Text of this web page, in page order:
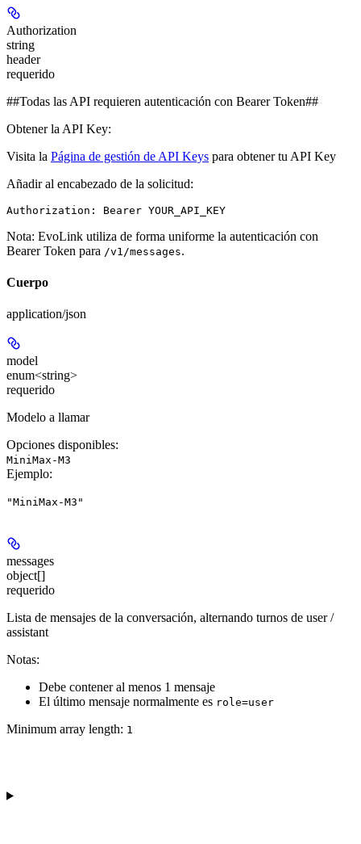
Authorization
string
header
requerido
##Todas las API requieren autenticación con Bearer Token##
Obtener la API Key:
Visita la Página de gestión de API Keys para obtener tu API Key
Añadir al encabezado de la solicitud:
Authorization: Bearer YOUR_API_KEY
Nota: EvoLink utiliza de forma uniforme la autenticación con
Bearer Token para /v1/messages.
Cuerpo
application/json
model
enum<string>
requerido
Modelo a llamar
Opciones disponibles:
MiniMax-M3
Ejemplo:
"MiniMax-M3"
messages
object[]
requerido
Lista de mensajes de la conversación, alternando turnos de user /
assistant
Notas:
Debe contener al menos 1 mensaje
El último mensaje normalmente es role=user
Minimum array length: 1